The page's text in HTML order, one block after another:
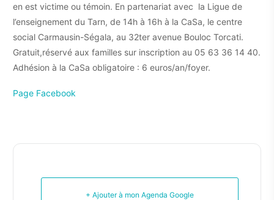
en est victime ou témoin. En partenariat avec la Ligue de
l’enseignement du Tarn, de 14h à 16h à la CaSa, le centre
social Carmausin-Ségala, au 32ter avenue Bouloc Torcati.
Gratuit,réservé aux familles sur inscription au 05 63 36 14 40.
Adhésion à la CaSa obligatoire : 6 euros/an/foyer.
Page Facebook
+ Ajouter à mon Agenda Google